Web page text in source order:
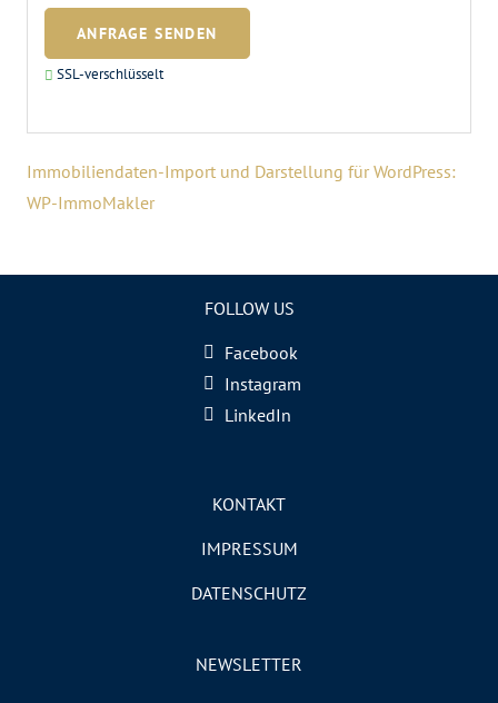
ANFRAGE SENDEN
SSL-verschlüsselt
Immobiliendaten-Import und Darstellung für WordPress:
WP-ImmoMakler
FOLLOW US
Facebook
Instagram
LinkedIn
KONTAKT
IMPRESSUM
DATENSCHUTZ
NEWSLETTER